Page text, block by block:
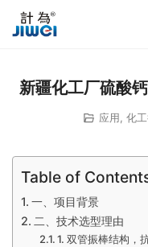
新疆化工厂硫酸
应用 化
Table of
一、项目背景
二、技术选型理由
1. 双管振棒结构，